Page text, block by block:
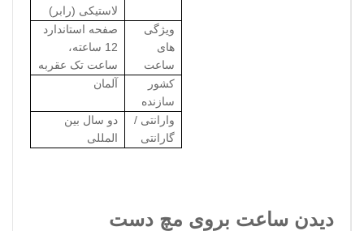
لاستیکی (رابر)
ویژگی
های
ساعت
صفحه استاندارد
12 ساعته،
ساعت تک عقربه
کشور
سازنده
آلمان
وارانتی /
گارانتی
دو سال بین
المللی
دیدن ساعت بروی مچ دست